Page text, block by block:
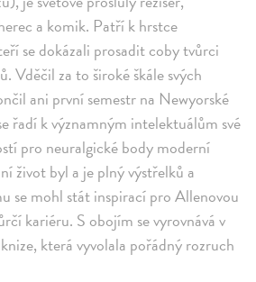
a komik. Patří k hrstce
se dokázali prosadit coby tvůrci
Vděčil za to široké škále svých
ani první semestr na Newyorské
řadí k významným intelektuálům své
pro neuralgické body moderní
život byl a je plný výstřelků a
se mohl stát inspirací pro Allenovou
kariéru. S obojím se vyrovnává v
která vyvolala pořádný rozruch